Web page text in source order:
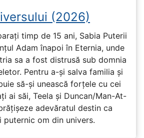
(2026)
timp de 15 ani, Sabia Puterii
Adam înapoi în Eternia, unde
sa a fost distrusă sub domnia
Pentru a-și salva familia și
să-și unească forțele cu cei
ai săi, Teela și Duncan/Man-At-
adevăratul destin ca
puternic om din univers.